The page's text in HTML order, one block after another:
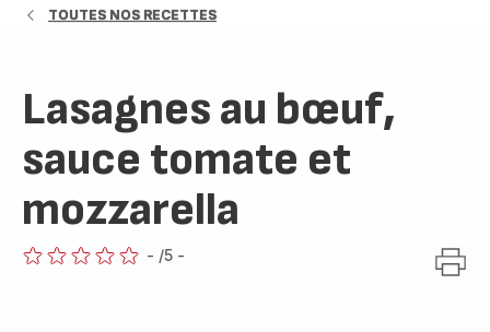
TOUTES NOS RECETTES
Lasagnes au bœuf,
sauce tomate et
mozzarella
- /5 -